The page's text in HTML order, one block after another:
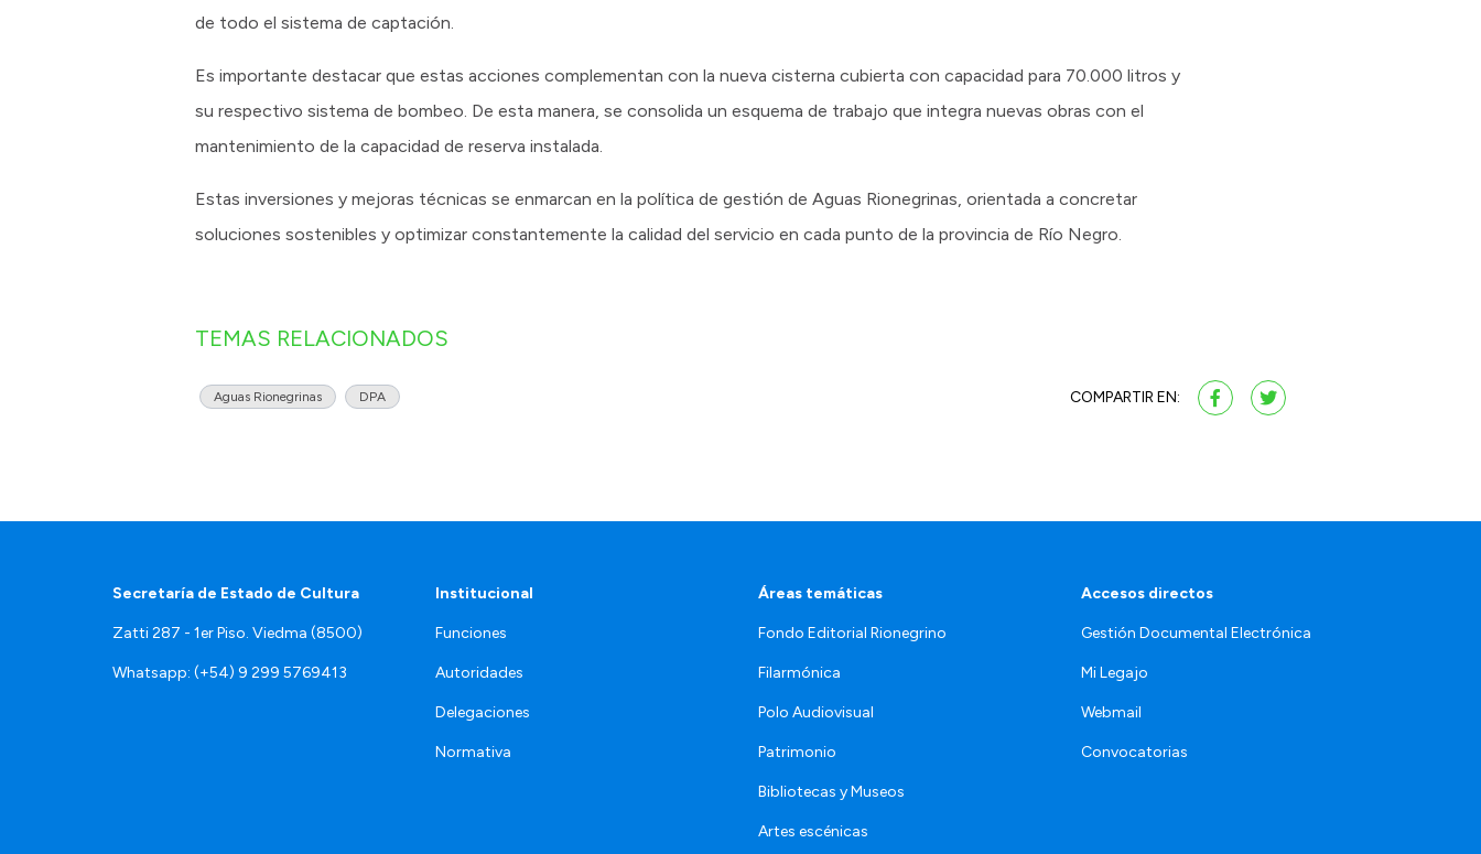
de todo el sistema de captación.
Es importante destacar que estas acciones complementan con la nueva cisterna cubierta con capacidad para 70.000 litros y
su respectivo sistema de bombeo. De esta manera, se consolida un esquema de trabajo que integra nuevas obras con el
mantenimiento de la capacidad de reserva instalada.
Estas inversiones y mejoras técnicas se enmarcan en la política de gestión de Aguas Rionegrinas, orientada a concretar
soluciones sostenibles y optimizar constantemente la calidad del servicio en cada punto de la provincia de Río Negro.
TEMAS RELACIONADOS
Aguas Rionegrinas DPA COMPARTIR EN:
Secretaría de Estado de Cultura
Zatti 287 - 1er Piso. Viedma (8500)
Whatsapp: (+54) 9 299 5769413
Institucional
Funciones
Autoridades
Delegaciones
Normativa
Áreas temáticas
Fondo Editorial Rionegrino
Filarmónica
Polo Audiovisual
Patrimonio
Bibliotecas y Museos
Artes escénicas
Accesos directos
Gestión Documental Electrónica
Mi Legajo
Webmail
Convocatorias